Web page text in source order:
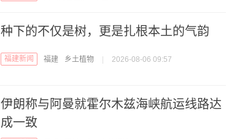
种下的不仅是树，更是扎根本土的气韵
福建新闻 福建 乡土植物 2026-08-06 09:57
伊朗称与阿曼就霍尔木兹海峡航运线路达
成一致